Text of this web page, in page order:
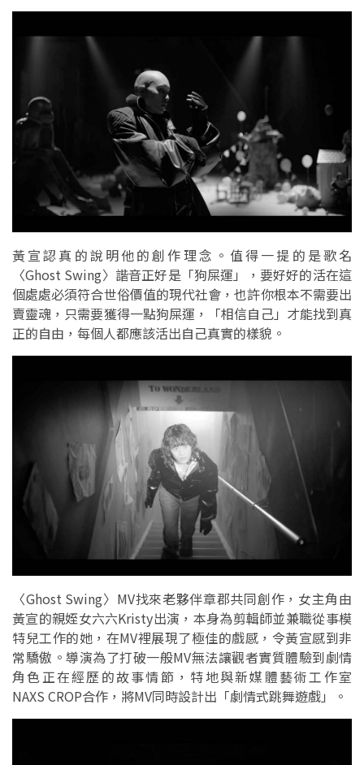
黃宣認真的說明他的創作理念。值得一提的是歌名
〈Ghost Swing〉諧音正好是「狗屎運」，要好好的活在這
個處處必須符合世俗價值的現代社會，也許你根本不需要出
賣靈魂，只需要獲得一點狗屎運，「相信自己」才能找到真
正的自由，每個人都應該活出自己真實的樣貌。
〈Ghost Swing〉MV找來老夥伴章郡共同創作，女主角由
黃宣的親姪女六六Kristy出演，本身為剪輯師並兼職從事模
特兒工作的她，在MV裡展現了極佳的戲感，令黃宣感到非
常驕傲。導演為了打破一般MV無法讓觀者實質體驗到劇情
角色正在經歷的故事情節，特地與新媒體藝術工作室
NAXS CROP合作，將MV同時設計出「劇情式跳舞遊戲」。